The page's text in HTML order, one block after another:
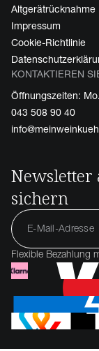
Altgerätrücknahme
Impressum
Cookie-Richtlinie
KONTAKTIEREN
Öffnungszeiten:
043 508 90 40
Newsletter
sichern
Flexible Bezahlung